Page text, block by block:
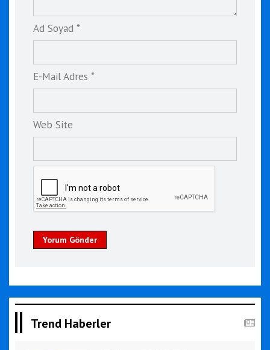
Ad Soyad *
E-Mail Adres *
Web Site
Yorum Gönder
Trend Haberler